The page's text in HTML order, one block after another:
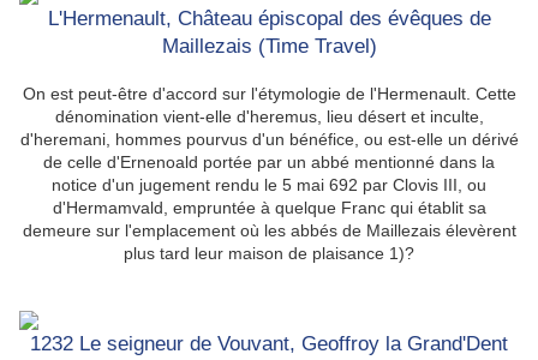
L'Hermenault, Château épiscopal des évêques de
Maillezais (Time Travel)
On est peut-être d'accord sur l'étymologie de l'Hermenault. Cette
dénomination vient-elle d'heremus, lieu désert et inculte,
d'heremani, hommes pourvus d'un bénéfice, ou est-elle un dérivé
de celle d'Ernenoald portée par un abbé mentionné dans la
notice d'un jugement rendu le 5 mai 692 par Clovis III, ou
d'Hermamvald, empruntée à quelque Franc qui établit sa
demeure sur l'emplacement où les abbés de Maillezais élevèrent
plus tard leur maison de plaisance 1)?
1232 Le seigneur de Vouvant, Geoffroy la Grand'Dent